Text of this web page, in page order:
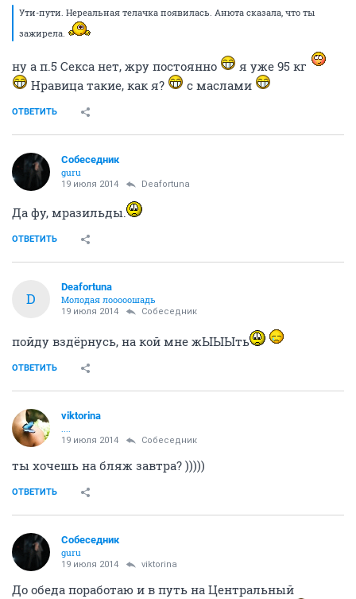
Ути-пути. Нереальная телачка появилась. Анюта сказала, что ты
зажирела.
ну а п.5 Секса нет, жру постоянно
я уже 95 кг
Нравица такие, как я?
с маслами
ОТВЕТИТЬ
Собеседник
guru
19 июля 2014 Deafortuna
Да фу, мразильды.
ОТВЕТИТЬ
D
Deafortuna
Молодая лооооошадь
19 июля 2014 Собеседник
пойду вздёрнусь, на кой мне жЫЫЫть
ОТВЕТИТЬ
viktorina
19 июля 2014 Собеседник
ты хочешь на бляж завтра? )))))
ОТВЕТИТЬ
Собеседник
guru
19 июля 2014 viktorina
До обеда поработаю и в путь на Центральный